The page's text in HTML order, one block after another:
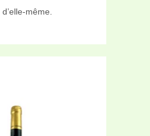
même.